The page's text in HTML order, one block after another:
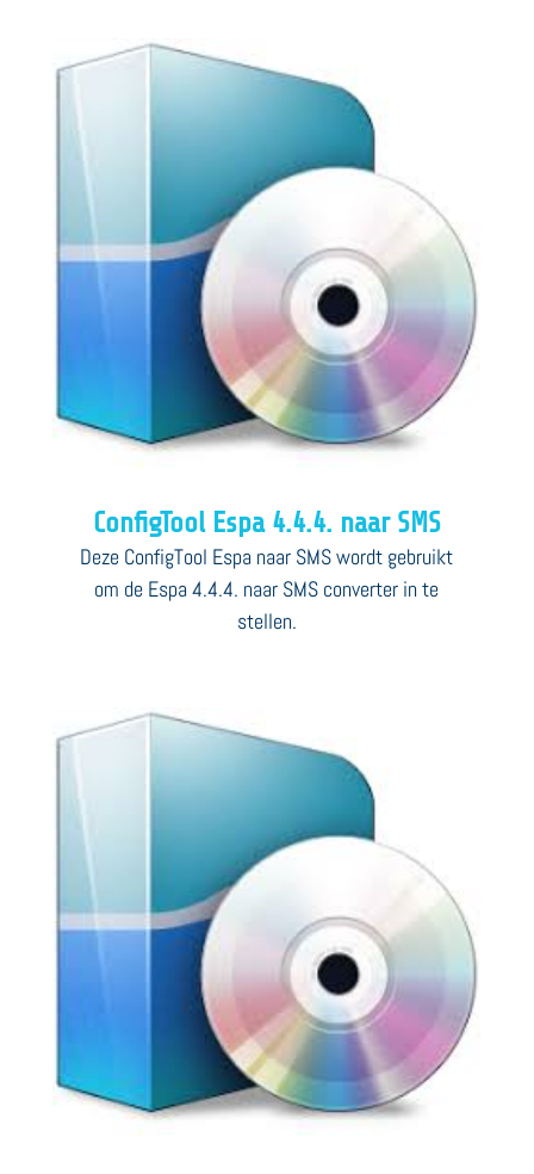
ConfigTool Espa 4.4.4. naar SMS
Deze ConfigTool Espa naar SMS wordt gebruikt
om de Espa 4.4.4. naar SMS converter in te
stellen.